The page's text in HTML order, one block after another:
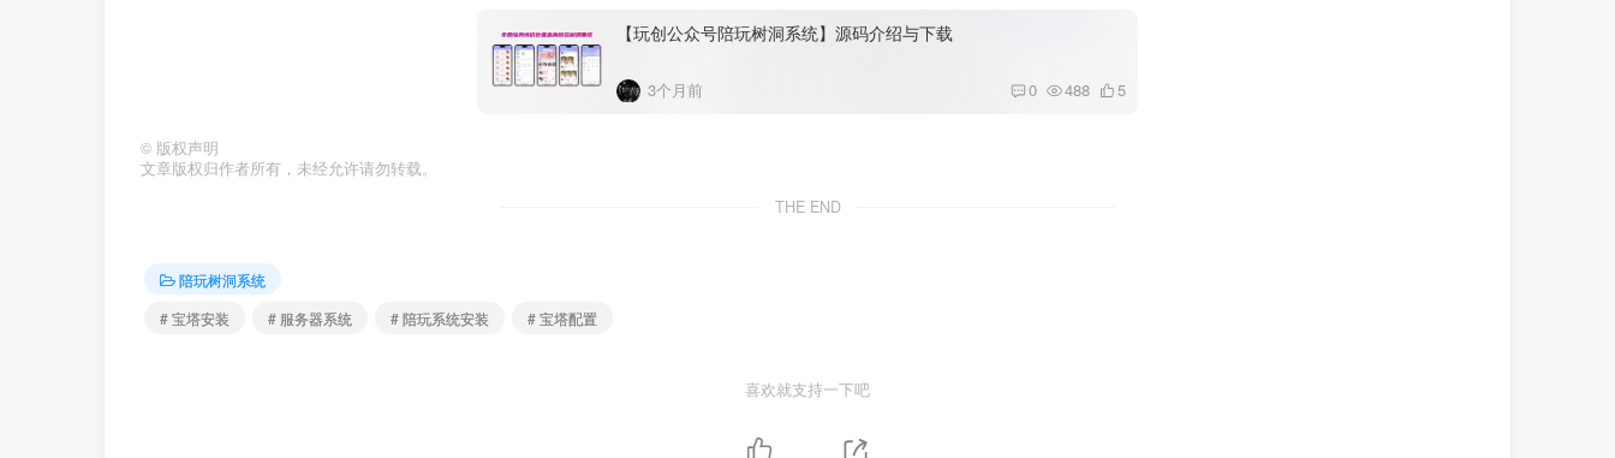
【玩创公众号陪玩树洞系统】源码介绍与下载
3个月前 0 488 5
© 版权声明
文章版权归作者所有，未经允许请勿转载。
THE END
陪玩树洞系统
# 宝塔安装
# 服务器系统 # 陪玩系统安装 # 宝塔配置
喜欢就支持一下吧